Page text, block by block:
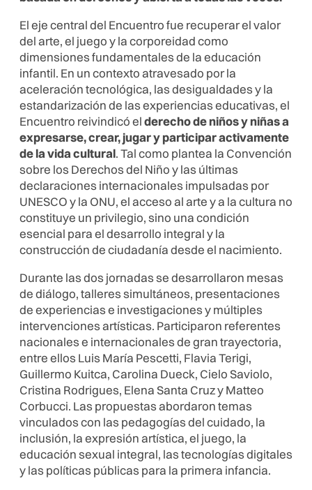
El eje central del Encuentro fue recuperar el valor
del arte, el juego y la corporeidad como
dimensiones fundamentales de la educación
infantil. En un contexto atravesado por la
aceleración tecnológica, las desigualdades y la
estandarización de las experiencias educativas, el
Encuentro reivindicó elderecho de niños y niñas a
expresarse, crear, jugar y participar activamente
de la vida cultural. Tal como plantea la Convención
sobre los Derechos del Niño y las últimas
declaraciones internacionales impulsadas por
UNESCO y la ONU, el acceso al arte y a la cultura no
constituye un privilegio, sino una condición
esencial para el desarrollo integral y la
construcción de ciudadanía desde el nacimiento.
Durante las dos jornadas se desarrollaron mesas
de diálogo, talleres simultáneos, presentaciones
de experiencias e investigaciones y múltiples
intervenciones artísticas. Participaron referentes
nacionales e internacionales de gran trayectoria,
entre ellos Luis María Pescetti, Flavia Terigi,
Guillermo Kuitca, Carolina Dueck, Cielo Saviolo,
Cristina Rodrigues, Elena Santa Cruz y Matteo
Corbucci. Las propuestas abordaron temas
vinculados con las pedagogías del cuidado, la
inclusión, la expresión artística, el juego, la
educación sexual integral, las tecnologías digitales
y las políticas públicas para la primera infancia.